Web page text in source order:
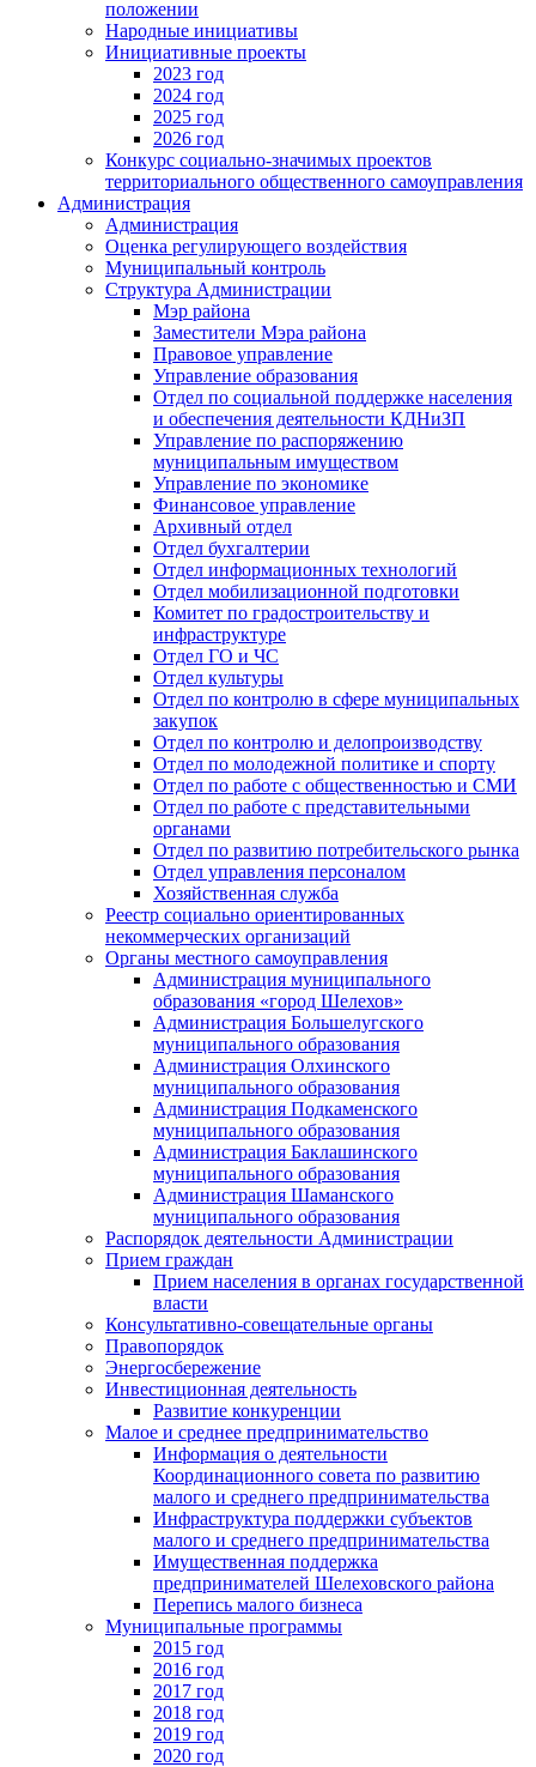
положении
Народные инициативы
Инициативные проекты
2023 год
2024 год
2025 год
2026 год
Конкурс социально-значимых проектов
территориального общественного самоуправления
Администрация
Администрация
Оценка регулирующего воздействия
Муниципальный контроль
Структура Администрации
Мэр района
Заместители Мэра района
Правовое управление
Управление образования
Отдел по социальной поддержке населения
и обеспечения деятельности КДНиЗП
Управление по распоряжению
муниципальным имуществом
Управление по экономике
Финансовое управление
Архивный отдел
Отдел бухгалтерии
Отдел информационных технологий
Отдел мобилизационной подготовки
Комитет по градостроительству и
инфраструктуре
Отдел ГО и ЧС
Отдел культуры
Отдел по контролю в сфере муниципальных
закупок
Отдел по контролю и делопроизводству
Отдел по молодежной политике и спорту
Отдел по работе с общественностью и СМИ
Отдел по работе с представительными
органами
Отдел по развитию потребительского рынка
Отдел управления персоналом
Хозяйственная служба
Реестр социально ориентированных
некоммерческих организаций
Органы местного самоуправления
Администрация муниципального
образования «город Шелехов»
Администрация Большелугского
муниципального образования
Администрация Олхинского
муниципального образования
Администрация Подкаменского
муниципального образования
Администрация Баклашинского
муниципального образования
Администрация Шаманского
муниципального образования
Распорядок деятельности Администрации
Прием граждан
Прием населения в органах государственной
власти
Консультативно-совещательные органы
Правопорядок
Энергосбережение
Инвестиционная деятельность
Развитие конкуренции
Малое и среднее предпринимательство
Информация о деятельности
Координационного совета по развитию
малого и среднего предпринимательства
Инфраструктура поддержки субъектов
малого и среднего предпринимательства
Имущественная поддержка
предпринимателей Шелеховского района
Перепись малого бизнеса
Муниципальные программы
2015 год
2016 год
2017 год
2018 год
2019 год
2020 год